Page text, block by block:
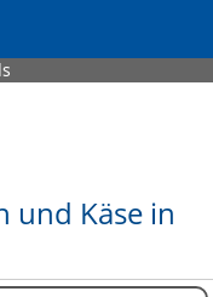
und Käse in